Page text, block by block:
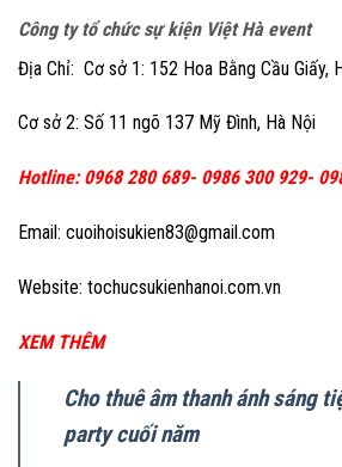
Công ty tổ chức sự kiện Việt Hà event
Địa Chỉ: Cơ sở 1: 152 Hoa Bằng Cầu Giấy,
Cơ sở 2: Số 11 ngõ 137 Mỹ Đình, Hà Nội
Hotline: 0968 280 689- 0986 300 929-
Email: cuoihoisukien83@gmail.com
Website: tochucsukienhanoi.com.vn
XEM THÊM
Cho thuê âm thanh ánh sáng
party cuối năm